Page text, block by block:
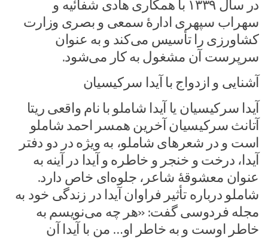
در سال ۱۳۳۹ با همکاری هادی شفائیه و
سهراب سپهری ادارهٔ سمعی و بصری وزارت
کشاورزی را تأسیس می‌کند و به عنوان
سرپرست آن مشغول به کار می‌شود.
آشنایی و ازدواج با آیدا سرکیسیان
آیدا سرکیسیان یا آیدا شاملو با نام واقعی ریتا
آتانث سرکیسیان آخرین همسر احمد شاملو
است و در شعرهای شاملو، به ویژه در دو دفتر
آیدا، درخت و خنجر و خاطره و آیدا در آینه به
عنوان معشوقهٔ شاعر، جلوه‌ای خاص دارد.
شاملو درباره تأثیر فراوان آیدا در زندگی خود به
مجله فردوسی گفت: «هر چه می‌نویسم به
خاطر اوست و به خاطر او… من با آیدا آن